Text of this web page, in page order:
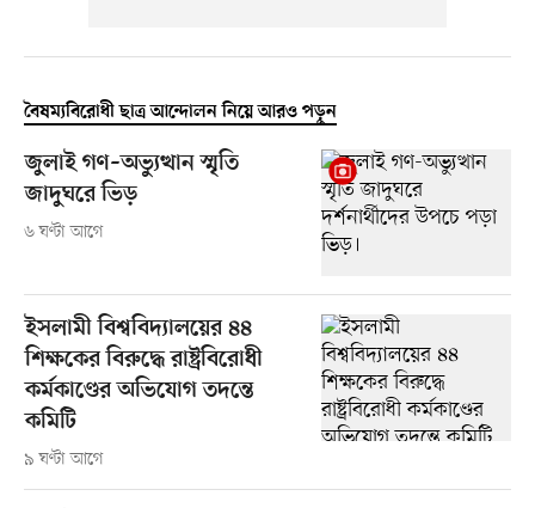
বৈষম্যবিরোধী ছাত্র আন্দোলন নিয়ে আরও পড়ুন
জুলাই গণ–অভ্যুত্থান স্মৃতি
জাদুঘরে ভিড়
৬ ঘণ্টা আগে
ইসলামী বিশ্ববিদ্যালয়ের ৪৪
শিক্ষকের বিরুদ্ধে রাষ্ট্রবিরোধী
কর্মকাণ্ডের অভিযোগ তদন্তে
কমিটি
৯ ঘণ্টা আগে